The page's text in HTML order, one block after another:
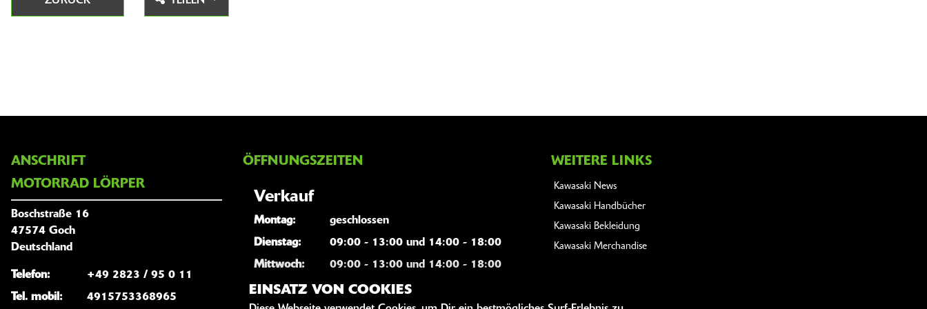
ANSCHRIFT
MOTORRAD LÖRPER
Boschstraße 16
47574 Goch
Deutschland
Telefon:
+49 2823 / 95 0 11
Tel. mobil:
4915753368965
ÖFFNUNGSZEITEN
Verkauf
Montag:
geschlossen
Dienstag:
09:00 - 13:00 und 14:00 - 18:00
Mittwoch:
09:00 - 13:00 und 14:00 - 18:00
Donnerstag:
09:00 - 13:00 und 14:00 - 18:00
WEITERE LINKS
Kawasaki News
Kawasaki Handbücher
Kawasaki Bekleidung
Kawasaki Merchandise
EINSATZ VON COOKIES